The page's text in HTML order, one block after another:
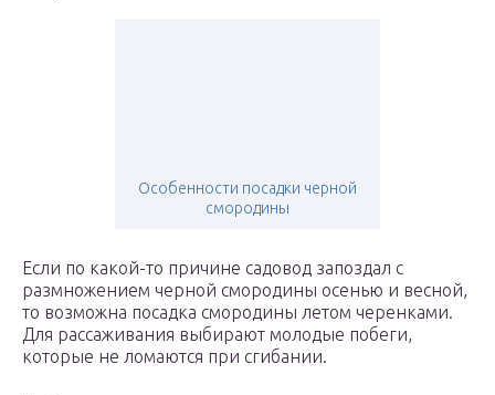
Особенности посадки черной
смородины
Если по какой-то причине садовод запоздал с
размножением черной смородины осенью и весной,
то возможна посадка смородины летом черенками.
Для рассаживания выбирают молодые побеги,
которые не ломаются при сгибании.